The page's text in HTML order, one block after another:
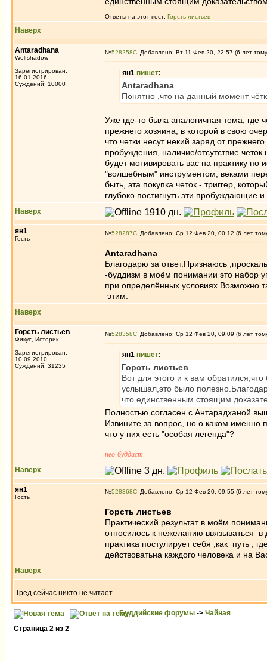
Ответы на этот пост: Горсть листьев
Наверх
Antaradhana
Wolfshadow
Зарегистрирован:
16.01.2016
Суждений: 10000
№528258 Добавлено: Вт 11 Фев 20, 22:57 (6 лет
ян1 пишет:
Antaradhana
Понятно ,что на данный момент
Уже где-то была аналогичная тема, где
прежнего хозяина, в которой в свою
что четки несут некий заряд от
пробуждения, наличие/отсутствие
будет мотивировать вас на практику
"волшебным" инструментом, веками
быть, эта покупка четок - триггер,
глубоко постигнуть эти пробуждающие
Наверх
ян1
Гость
№528287 Добавлено: Ср 12 Фев 20, 00:12 (6 лет
Antaradhana
Благодарю за ответ.Признаюсь
-буддизм в моём понимании это набор
при определённых условиях.Возможно
этим.
Наверх
Горсть листьев
Фикус, Историк
Зарегистрирован:
10.09.2010
Суждений: 31235
№528358 Добавлено: Ср 12 Фев 20, 09:09 (6 лет
ян1 пишет:
Горсть листьев
Вот для этого и к вам
услышал,это было
что единственным стоящим
Полностью согласен с Антарадханой
Извините за вопрос, но о каком именно
что у них есть "особая легенда"?
нео-буддист
Наверх
ян1
Гость
№528368 Добавлено: Ср 12 Фев 20, 09:55 (6 лет
Горсть листьев
Практический результат в моём
относилось к нежеланию ввязываться
практика постулирует себя ,как путь ,
действоватьна каждого человека и на
Наверх
Тред сейчас никто не читает.
Буддийские форумы -> Чайная
Страница 2 из 2